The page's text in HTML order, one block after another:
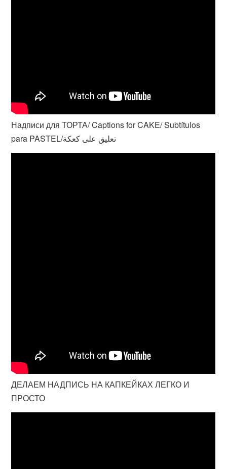
Надписи для ТОРТА/ Captions for CAKE/ Subtítulos
para PASTEL/تعليق على كعكة
ДЕЛАЕМ НАДПИСЬ НА КАПКЕЙКАХ ЛЕГКО И
ПРОСТО